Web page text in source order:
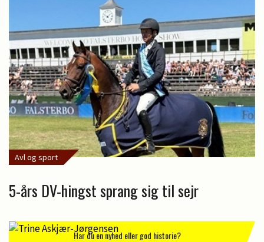
Avl og sport
5-års DV-hingst sprang sig til sejr
Har du en nyhed eller god historie?